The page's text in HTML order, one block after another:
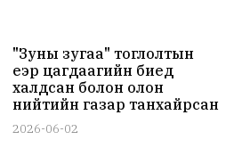
"Зуны зугаа" тоглолтын
үеэр цагдаагийн биед
халдсан болон олон
нийтийн газар танхайрсан
таван иргэнийг шалгаж
эхэлжээ
2026-06-02